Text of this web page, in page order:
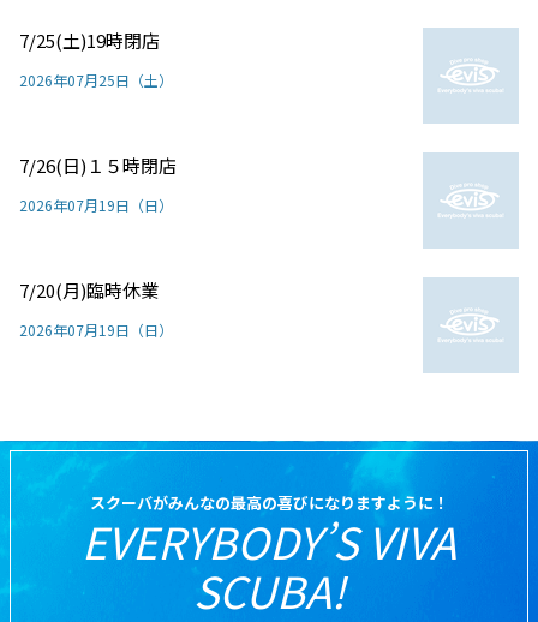
7/25(土)19時閉店
2026年07月25日（土）
7/26(日)１５時閉店
2026年07月19日（日）
7/20(月)臨時休業
2026年07月19日（日）
スクーバがみんなの最高の喜びになりますように！
EVERYBODY’S VIVA
SCUBA!